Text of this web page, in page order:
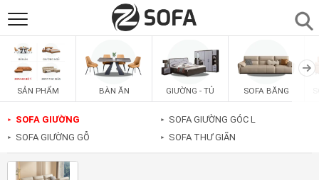
SẢN PHẨM
SOFAS
PHÒNG ĂN
SẢN PHẨM BÀN ĂN GIƯỜNG - TỦ SOFA BĂNG
► SOFA GIƯỜNG
► SOFA GIƯỜNG GỖ
► SOFA GIƯỜNG GÓC L
► SOFA THƯ GIÃN